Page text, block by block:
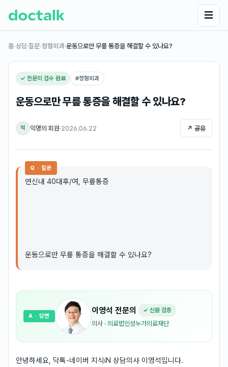
☰
홈›상담·질문›정형외과›운동으로만 무릎 통증을 해결할 수 있나요?
✓ 전문의 검수 완료 #정형외과
운동으로만 무릎 통증을 해결할 수 있나요?
익 익명의 회원·2026.06.22 ↗ 공유
Q · 질문
연신내 40대후/여, 무릎통증
운동으로만 무릎 통증을 해결할 수 있나요?
이영석 전문의 ✓ 신원 검증
의사 · 의료법인성누가의료재단
A · 답변
안녕하세요, 닥톡-네이버 지식iN 상담의사 이영석입니다.